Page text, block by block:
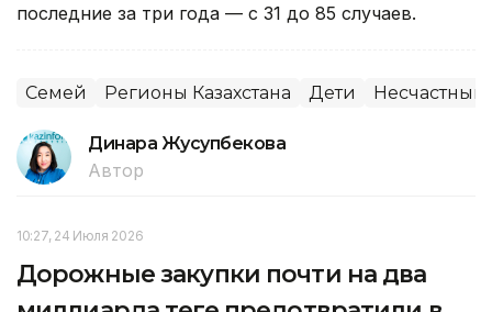
последние за три года — с 31 до 85 случаев.
Семей Регионы Казахстана Дети Несчастный
Динара Жусупбекова
Автор
10:27, 24 Июля 2026
Дорожные закупки почти на два